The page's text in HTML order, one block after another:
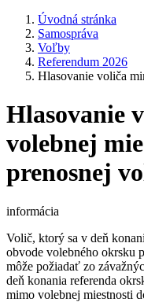
Úvodná stránka
Samospráva
Voľby
Referendum 2026
Hlasovanie voliča
Hlasovanie
volebnej
prenosnej
informácia
Volič, ktorý sa v deň
obvode volebného okrsku
môže požiadať zo
deň konania referenda
mimo volebnej miestnosti